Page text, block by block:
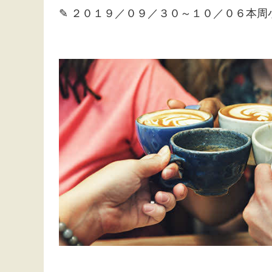
✎ ２０１９／０９／３０～１０／０６本周